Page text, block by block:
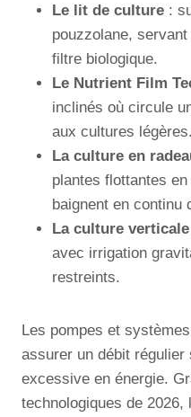
Le lit de culture :
pouzzolane,
filtre biologique.
Le Nutrient Film
inclinés où circule
aux cultures légères.
La culture en
plantes flottantes
baignent en continu
La culture verticale
avec irrigation
restreints.
Les pompes et
assurer un débit régulier
excessive en énergie.
technologiques de 2026,